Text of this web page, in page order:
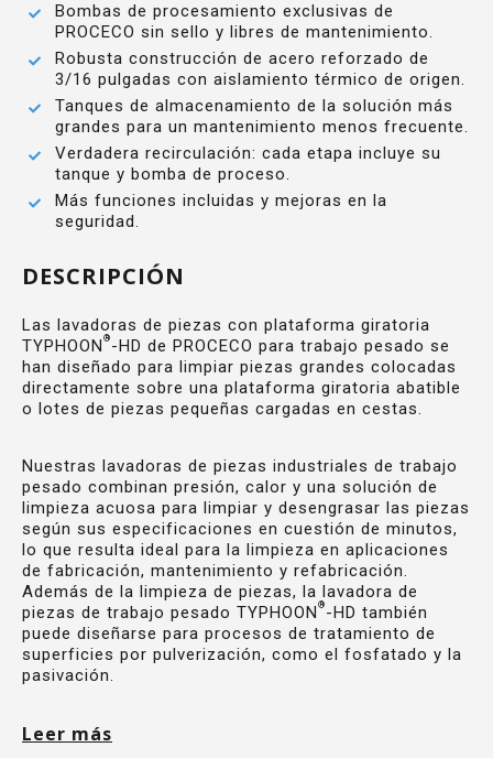
Bombas de procesamiento exclusivas de
PROCECO sin sello y libres de mantenimiento.
Robusta construcción de acero reforzado de
3/16 pulgadas con aislamiento térmico de origen.
Tanques de almacenamiento de la solución más
grandes para un mantenimiento menos frecuente.
Verdadera recirculación: cada etapa incluye su
tanque y bomba de proceso.
Más funciones incluidas y mejoras en la
seguridad.
DESCRIPCIÓN
Las lavadoras de piezas con plataforma giratoria
TYPHOON ® -HD de PROCECO para trabajo pesado se
han diseñado para limpiar piezas grandes colocadas
directamente sobre una plataforma giratoria abatible
o lotes de piezas pequeñas cargadas en cestas.
Nuestras lavadoras de piezas industriales de trabajo
pesado combinan presión, calor y una solución de
limpieza acuosa para limpiar y desengrasar las piezas
según sus especificaciones en cuestión de minutos,
lo que resulta ideal para la limpieza en aplicaciones
de fabricación, mantenimiento y refabricación.
Además de la limpieza de piezas, la lavadora de
piezas de trabajo pesado TYPHOON ® -HD también
puede diseñarse para procesos de tratamiento de
superficies por pulverización, como el fosfatado y la
pasivación.
Leer más